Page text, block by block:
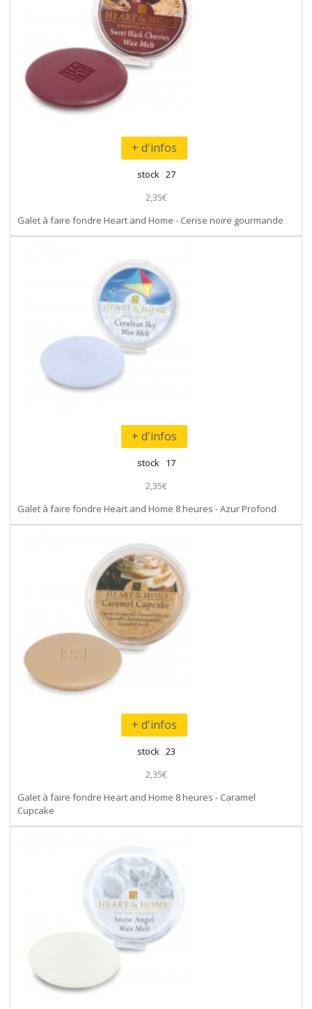
+ d'infos
stock 27
2,35€
Galet à faire fondre Heart and Home - Cerise noire gourmande
+ d'infos
stock 17
2,35€
Galet à faire fondre Heart and Home 8 heures - Azur Profond
+ d'infos
stock 23
2,35€
Galet à faire fondre Heart and Home 8 heures - Caramel
Cupcake